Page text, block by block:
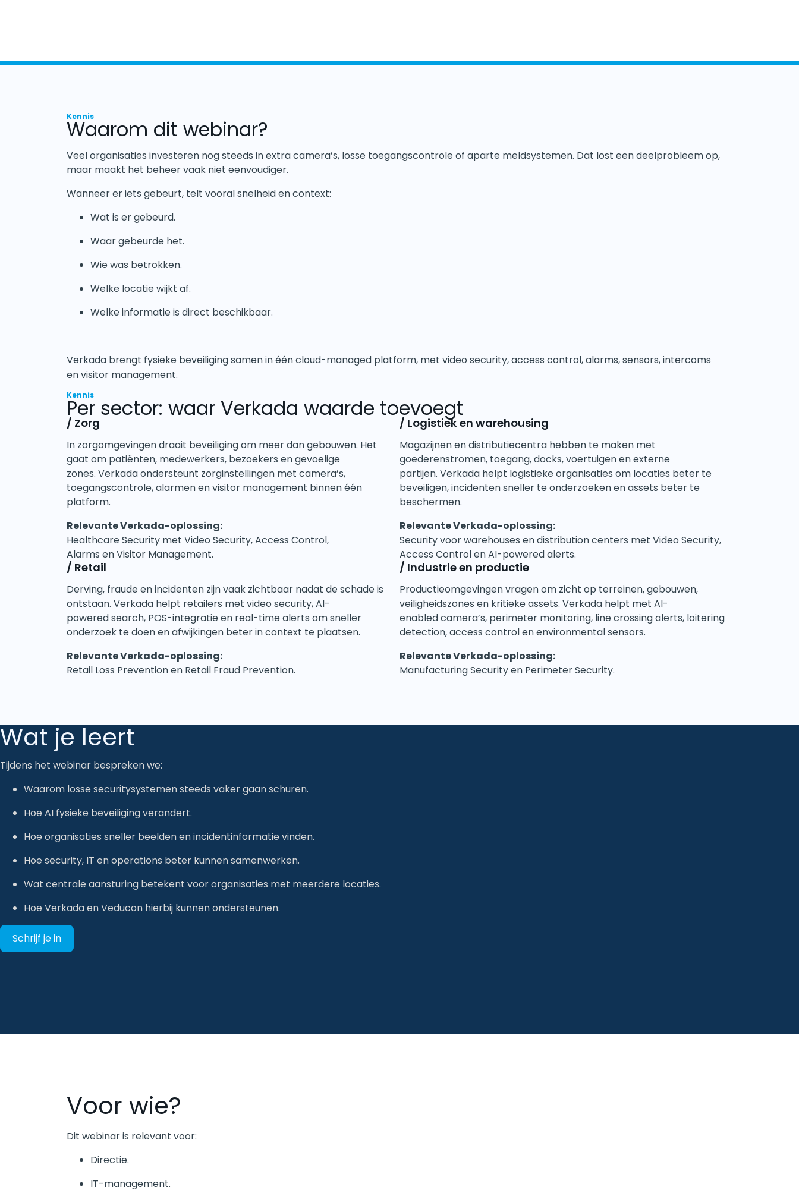
Kennis
Waarom dit webinar?
Veel organisaties investeren nog steeds in extra camera’s, losse toegangscontrole of aparte meldsystemen. Dat lost een deelprobleem op,
maar maakt het beheer vaak niet eenvoudiger.
Wanneer er iets gebeurt, telt vooral snelheid en context:
Wat is er gebeurd.
Waar gebeurde het.
Wie was betrokken.
Welke locatie wijkt af.
Welke informatie is direct beschikbaar.
Verkada brengt fysieke beveiliging samen in één cloud-managed platform, met video security, access control, alarms, sensors, intercoms
en visitor management.
Kennis
Per sector: waar Verkada waarde toevoegt
/ Zorg
In zorgomgevingen draait beveiliging om meer dan gebouwen. Het
gaat om patiënten, medewerkers, bezoekers en gevoelige
zones. Verkada ondersteunt zorginstellingen met camera’s,
toegangscontrole, alarmen en visitor management binnen één
platform.
Relevante Verkada-oplossing:
Healthcare Security met Video Security, Access Control,
Alarms en Visitor Management.
/ Logistiek en warehousing
Magazijnen en distributiecentra hebben te maken met
goederenstromen, toegang, docks, voertuigen en externe
partijen. Verkada helpt logistieke organisaties om locaties beter te
beveiligen, incidenten sneller te onderzoeken en assets beter te
beschermen.
Relevante Verkada-oplossing:
Security voor warehouses en distribution centers met Video Security,
Access Control en AI-powered alerts.
/ Retail
Derving, fraude en incidenten zijn vaak zichtbaar nadat de schade is
ontstaan. Verkada helpt retailers met video security, AI-
powered search, POS-integratie en real-time alerts om sneller
onderzoek te doen en afwijkingen beter in context te plaatsen.
Relevante Verkada-oplossing:
Retail Loss Prevention en Retail Fraud Prevention.
/ Industrie en productie
Productieomgevingen vragen om zicht op terreinen, gebouwen,
veiligheidszones en kritieke assets. Verkada helpt met AI-
enabled camera’s, perimeter monitoring, line crossing alerts, loitering
detection, access control en environmental sensors.
Relevante Verkada-oplossing:
Manufacturing Security en Perimeter Security.
Wat je leert
Tijdens het webinar bespreken we:
Waarom losse securitysystemen steeds vaker gaan schuren.
Hoe AI fysieke beveiliging verandert.
Hoe organisaties sneller beelden en incidentinformatie vinden.
Hoe security, IT en operations beter kunnen samenwerken.
Wat centrale aansturing betekent voor organisaties met meerdere locaties.
Hoe Verkada en Veducon hierbij kunnen ondersteunen.
Schrijf je in
Voor wie?
Dit webinar is relevant voor:
Directie.
IT-management.